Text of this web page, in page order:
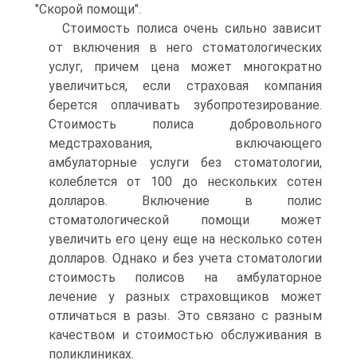
"Скорой помощи".
Стоимость полиса очень сильно зависит
от включения в него стоматологических
услуг, причем цена может многократно
увеличиться, если страховая компания
берется оплачивать зубопротезирование.
Стоимость полиса добровольного
медстрахования, включающего
амбулаторные услуги без стоматологии,
колеблется от 100 до нескольких сотен
долларов. Включение в полис
стоматологической помощи может
увеличить его цену еще на несколько сотен
долларов. Однако и без учета стоматологии
стоимость полисов на амбулаторное
лечение у разных страховщиков может
отличаться в разы. Это связано с разным
качеством и стоимостью обслуживания в
поликлиниках.